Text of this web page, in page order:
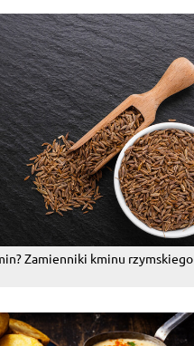
Zamienniki kminu rzymskiego